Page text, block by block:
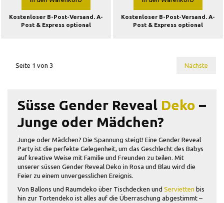
Kostenloser B-Post-Versand. A-
Post & Express optional
Kostenloser B-Post-Versand. A-
Post & Express optional
Seite 1 von 3 Nächste
Süsse Gender Reveal Deko –
Junge oder Mädchen?
Junge oder Mädchen? Die Spannung steigt! Eine Gender Reveal
Party ist die perfekte Gelegenheit, um das Geschlecht des Babys
auf kreative Weise mit Familie und Freunden zu teilen. Mit
unserer süssen Gender Reveal Deko in Rosa und Blau wird die
Feier zu einem unvergesslichen Ereignis.
Von Ballons und Raumdeko über Tischdecken und Servietten bis
hin zur Tortendeko ist alles auf die Überraschung abgestimmt –